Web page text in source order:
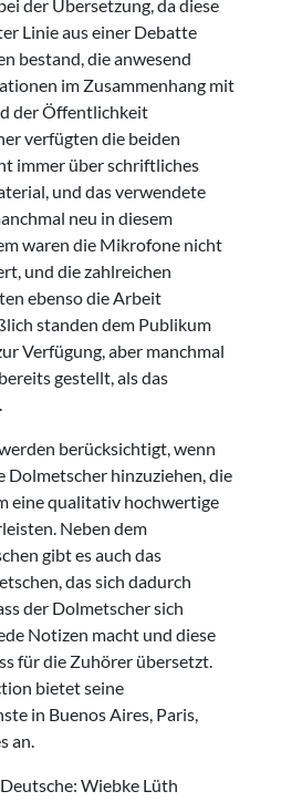
der Übersetzung, da diese
Linie aus einer Debatte
bestand, die anwesend
im Zusammenhang mit
der Öffentlichkeit
verfügten die beiden
immer über schriftliches
und das verwendete
neu in diesem
waren die Mikrofone nicht
und die zahlreichen
ebenso die Arbeit
standen dem Publikum
Verfügung, aber manchmal
gestellt, als das
berücksichtigt, wenn
Dolmetscher hinzuziehen, die
eine qualitativ hochwertige
Neben dem
gibt es auch das
das sich dadurch
der Dolmetscher sich
Notizen macht und diese
für die Zuhörer übersetzt.
bietet seine
in Buenos Aires, Paris,
an.
Wiebke Lüth